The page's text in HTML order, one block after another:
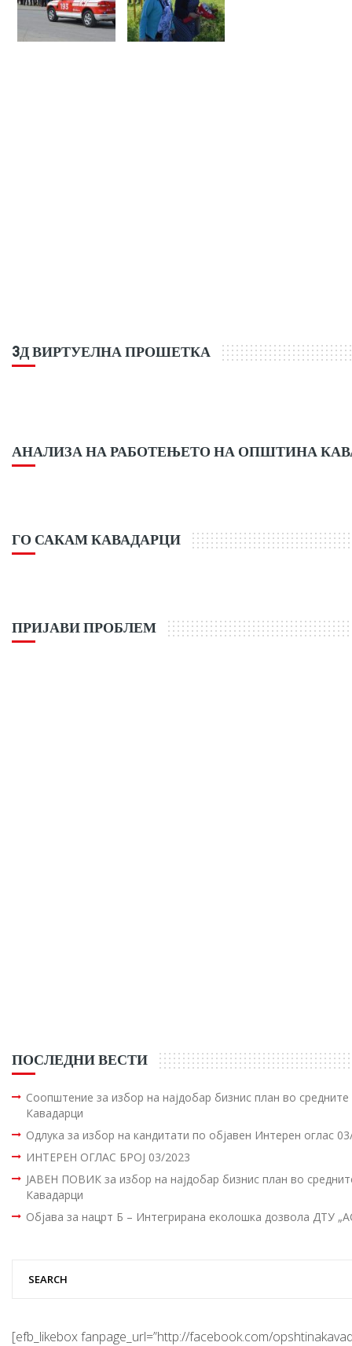
3Д ВИРТУЕЛНА ПРОШЕТКА
АНАЛИЗА НА РАБОТЕЊЕТО НА ОПШТИНА
ГО САКАМ КАВАДАРЦИ
ПРИЈАВИ ПРОБЛЕМ
ПОСЛЕДНИ ВЕСТИ
Соопштение за избор на најдобар бизнис план во
Кавадарци
Одлука за избор на кандитати по објавен Интерен оглас
ИНТЕРЕН ОГЛАС БРОЈ 03/2023
ЈАВЕН ПОВИК за избор на најдобар бизнис план во
Кавадарци
Објава за нацрт Б – Интегрирана еколошка дозвола ДТУ
[efb_likebox fanpage_url=”http://facebook.com/